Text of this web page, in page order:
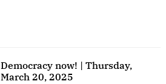
Democracy now! | Thursday,
March 20, 2025